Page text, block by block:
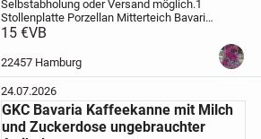
Selbstabholung oder Versand möglich.1
Stollenplatte Porzellan Mitterteich Bavaria
Germany mit schönem Weihnachtsdekor,
cm, Breite 16 cm, Höhe 3 cm. Selten
15 €VB
22457 Hamburg
24.07.2026
GKC Bavaria Kaffeekanne mit Milch
und Zuckerdose ungebrauchter